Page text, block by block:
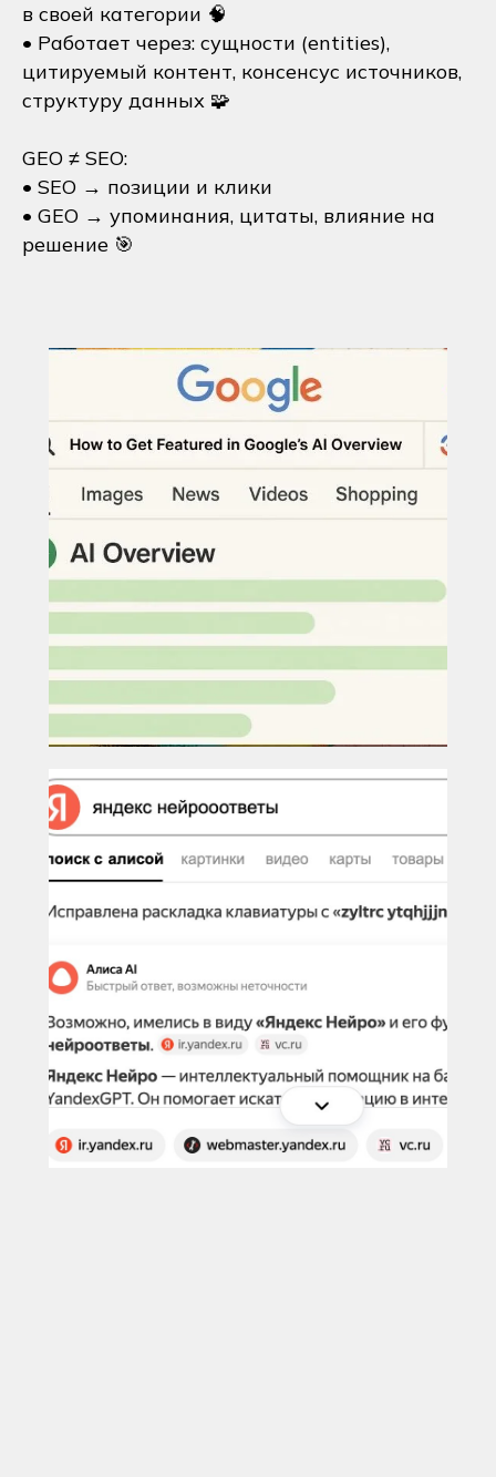
в своей категории 🧠
• Работает через: сущности (entities),
цитируемый контент, консенсус источников,
структуру данных 🧩
GEO ≠ SEO:
• SEO → позиции и клики
• GEO → упоминания, цитаты, влияние на
решение 🎯